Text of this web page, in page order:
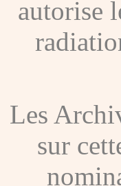
autorise
Les
sur